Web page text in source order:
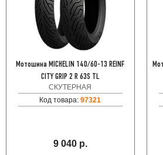
Мотошина MICHELIN 140/60-13 REINF
CITY GRIP 2 R 63S TL
СКУТЕРНАЯ
Код товара:97321
9 040 р.